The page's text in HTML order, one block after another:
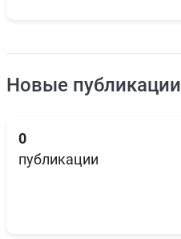
Новые публикации
0
публикации